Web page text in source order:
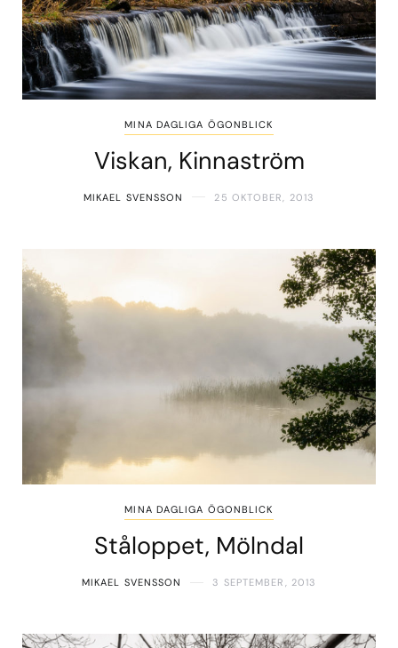
MINA DAGLIGA ÖGONBLICK
Viskan, Kinnaström
MIKAEL SVENSSON 25 OKTOBER, 2013
MINA DAGLIGA ÖGONBLICK
Ståloppet, Mölndal
MIKAEL SVENSSON 3 SEPTEMBER, 2013